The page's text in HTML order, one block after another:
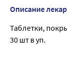
Описание
Таблетки,
30 шт в уп.